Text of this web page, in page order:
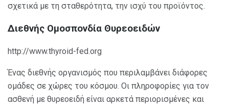
σχετικά με τη σταθερότητα, την ισχύ του προϊόντος.
Διεθνής Ομοσπονδία Θυρεοειδών
http://www.thyroid-fed.org
Ένας διεθνής οργανισμός που περιλαμβάνει διάφορες
ομάδες σε χώρες του κόσμου. Οι πληροφορίες για τον
ασθενή με θυρεοειδή είναι αρκετά περιορισμένες και